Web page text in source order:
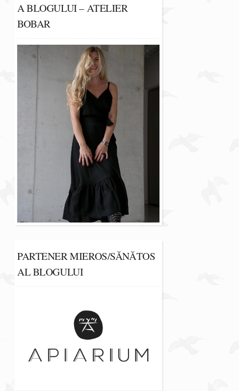
A BLOGULUI – ATELIER
BOBAR
PARTENER MIEROS/SĂNĂTOS
AL BLOGULUI